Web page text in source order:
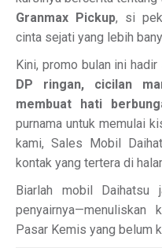
Granmax Pickup, si
cinta sejati yang lebih
Kini, promo bulan ini
DP ringan, cicilan
membuat hati
purnama untuk memulai
kami, Sales Mobil
kontak yang tertera di
Biarlah mobil Daihatsu
Pasar Kemis yang belum